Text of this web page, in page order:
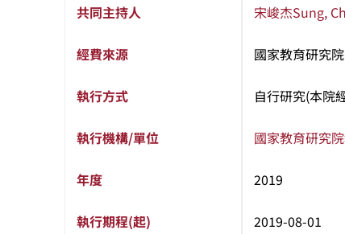
共同主持人 宋峻杰Sung,
經費來源 國家教育研究院
執行方式 自行研究(本院
執行機構/單位 國家教育研究院
年度 2019
執行期程(起) 2019-08-01